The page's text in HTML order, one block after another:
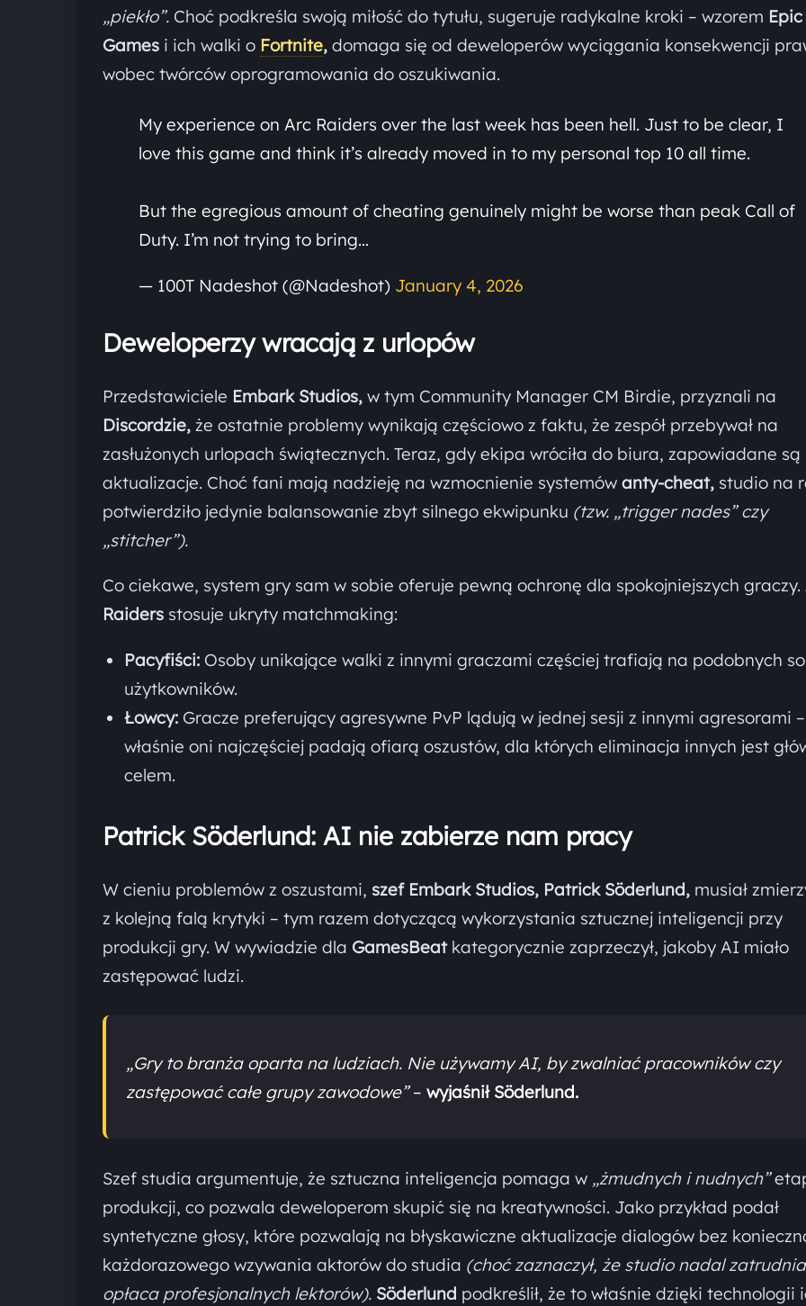
„piekło”. Choć podkreśla swoją miłość do tytułu, sugeruje radykalne kroki – wzorem Epic
Games i ich walki o Fortnite, domaga się od deweloperów wyciągania konsekwencji
wobec twórców oprogramowania do oszukiwania.
My experience on Arc Raiders over the last week has been hell. Just to be clear, I
love this game and think it’s already moved in to my personal top 10 all time.
But the egregious amount of cheating genuinely might be worse than peak Call of
Duty. I’m not trying to bring…
— 100T Nadeshot (@Nadeshot) January 4, 2026
Deweloperzy wracają z urlopów
Przedstawiciele Embark Studios, w tym Community Manager CM Birdie, przyznali na
Discordzie, że ostatnie problemy wynikają częściowo z faktu, że zespół przebywał na
zasłużonych urlopach świątecznych. Teraz, gdy ekipa wróciła do biura, zapowiadane są
aktualizacje. Choć fani mają nadzieję na wzmocnienie systemów anty-cheat, studio na
potwierdziło jedynie balansowanie zbyt silnego ekwipunku (tzw. „trigger nades” czy
„stitcher”).
Co ciekawe, system gry sam w sobie oferuje pewną ochronę dla spokojniejszych graczy.
Raiders stosuje ukryty matchmaking:
Pacyfiści: Osoby unikające walki z innymi graczami częściej trafiają na podobnych
użytkowników.
Łowcy: Gracze preferujący agresywne PvP lądują w jednej sesji z innymi agresorami
właśnie oni najczęściej padają ofiarą oszustów, dla których eliminacja innych jest
celem.
Patrick Söderlund: AI nie zabierze nam pracy
W cieniu problemów z oszustami, szef Embark Studios, Patrick Söderlund, musiał
z kolejną falą krytyki – tym razem dotyczącą wykorzystania sztucznej inteligencji przy
produkcji gry. W wywiadzie dla GamesBeatkategorycznie zaprzeczył, jakoby AI miało
zastępować ludzi.
„Gry to branża oparta na ludziach. Nie używamy AI, by zwalniać pracowników czy
zastępować całe grupy zawodowe”– wyjaśnił Söderlund.
Szef studia argumentuje, że sztuczna inteligencja pomaga w „żmudnych i nudnych”
produkcji, co pozwala deweloperom skupić się na kreatywności. Jako przykład podał
syntetyczne głosy, które pozwalają na błyskawiczne aktualizacje dialogów bez
każdorazowego wzywania aktorów do studia (choć zaznaczył, że studio nadal
opłaca profesjonalnych lektorów). Söderlund podkreślił, że to właśnie dzięki technologii